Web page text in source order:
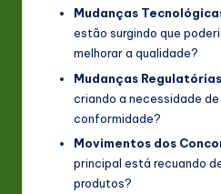
Mudanças
estão surgindo que
melhorar a qualidade?
Mudanças
criando a necessidade
conformidade?
Movimentos dos
principal está recuando
produtos?